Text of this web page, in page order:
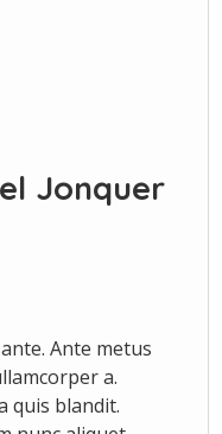
Jonquer
Ante metus
a.
quis blandit.